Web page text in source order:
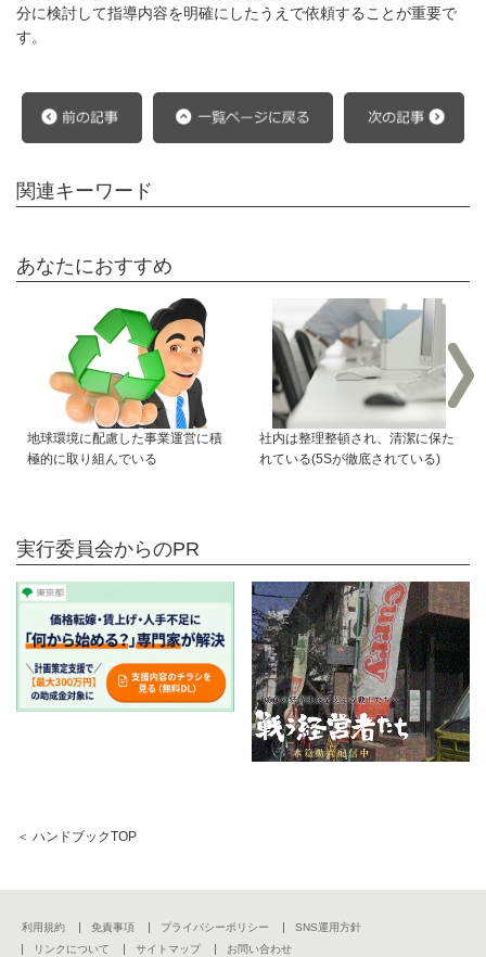
分に検討して指導内容を明確にしたうえで依頼することが重要で
す。
関連キーワード
あなたにおすすめ
地球環境に配慮した事業運営に積
極的に取り組んでいる
社内は整理整頓され、清潔に保た
れている(5Sが徹底されている)
実行委員会からのPR
＜ ハンドブックTOP
利用規約 免責事項 プライバシーポリシー
SNS運用方針
リンクについて
サイトマップ お問い合わせ